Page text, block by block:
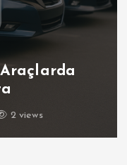
2 views